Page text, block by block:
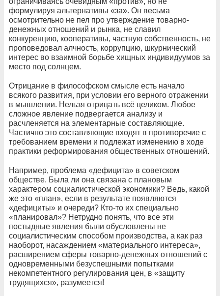
формулируя альтернативы «за». Он весьма
осмотрительно не пел про утверждение товарно-
денежных отношений и рынка, не славил
конкуренцию, кооперативы, частную собственность, не
проповедовал алчность, коррупцию, шкурнический
интерес во взаимной борьбе хищных индивидуумов за
место под солнцем.
Отрицание в философском смысле есть начало
всякого развития, при условии его верного отражении
в мышлении. Нельзя отрицать всё целиком. Любое
сложное явление подвергается анализу и
расчленяется на элементарные составляющие.
Частично это составляющие входят в противоречие с
требованием времени и подлежат изменению в ходе
практики реформирования общественных отношений.
Например, проблема «дефицита» в советском
обществе. Была ли она связана с плановым
характером социалистической экономики? Ведь, какой
же это «план», если в результате появляются
«дефициты» и очереди? Кто-то их специально
«планировал»? Нетрудно понять, что все эти
постыдные явления были обусловлены не
социалистическим способом производства, а как раз
наоборот, насаждением «материального интереса»,
расширением сферы товарно-денежных отношений с
одновременными безуспешными попытками
некомпетентного регулирования цен, в «защиту
трудящихся», разумеется!